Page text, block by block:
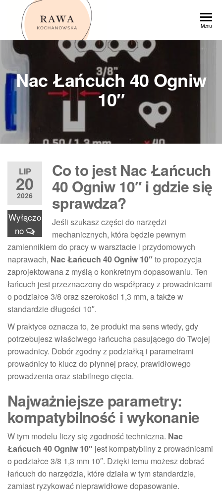
Przejdź
Menu
Nac Łańcuch 40 Ogniw
10″
LIP
20
2026
Wyłączo
no
Co to jest Nac Łańcuch
40 Ogniw 10″ i gdzie się
sprawdza?
Jeśli szukasz części do narzędzi
mechanicznych, która będzie pewnym
zamiennikiem do pracy w warsztacie i przydomowych
naprawach, Nac Łańcuch 40 Ogniw 10″to propozycja
zaprojektowana z myślą o konkretnym dopasowaniu. Ten
łańcuch jest przeznaczony do współpracy z prowadnicami
o podziałce 3/8 oraz szerokości 1,3 mm, a także w
standardzie długości 10″.
W praktyce oznacza to, że produkt ma sens wtedy, gdy
potrzebujesz właściwego łańcucha pasującego do Twojej
prowadnicy. Dobór zgodny z podziałką i parametrami
prowadnicy to klucz do płynnej pracy, prawidłowego
prowadzenia oraz stabilnego cięcia.
Najważniejsze parametry:
kompatybilność i wykonanie
W tym modelu liczy się zgodność techniczna. Nac
Łańcuch 40 Ogniw 10″ jest kompatybilny z prowadnicami
o podziałce 3/8 1,3 mm 10″. Dzięki temu możesz dobrać
łańcuch do narzędzia, które działa w tym standardzie,
zamiast ryzykować nieprawidłowe dopasowanie.